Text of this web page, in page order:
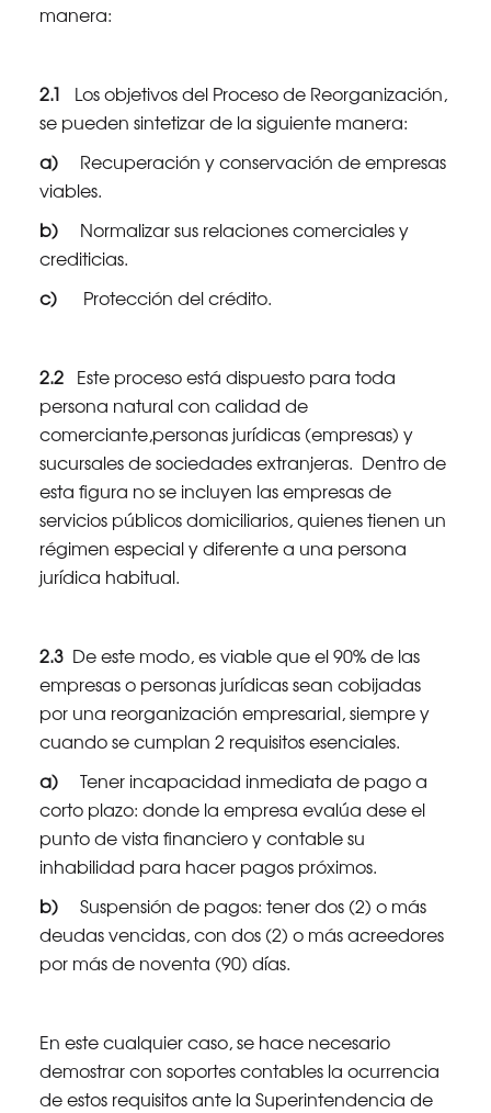
manera:
2.1 Los objetivos del Proceso de Reorganización,
se pueden sintetizar de la siguiente manera:
a) Recuperación y conservación de empresas
viables.
b) Normalizar sus relaciones comerciales y
crediticias.
c) Protección del crédito.
2.2 Este proceso está dispuesto para toda
persona natural con calidad de
comerciante,personas jurídicas (empresas) y
sucursales de sociedades extranjeras. Dentro de
esta figura no se incluyen las empresas de
servicios públicos domiciliarios, quienes tienen un
régimen especial y diferente a una persona
jurídica habitual.
2.3 De este modo, es viable que el 90% de las
empresas o personas jurídicas sean cobijadas
por una reorganización empresarial, siempre y
cuando se cumplan 2 requisitos esenciales.
a) Tener incapacidad inmediata de pago a
corto plazo: donde la empresa evalúa dese el
punto de vista financiero y contable su
inhabilidad para hacer pagos próximos.
b) Suspensión de pagos: tener dos (2) o más
deudas vencidas, con dos (2) o más acreedores
por más de noventa (90) días.
En este cualquier caso, se hace necesario
demostrar con soportes contables la ocurrencia
de estos requisitos ante la Superintendencia de